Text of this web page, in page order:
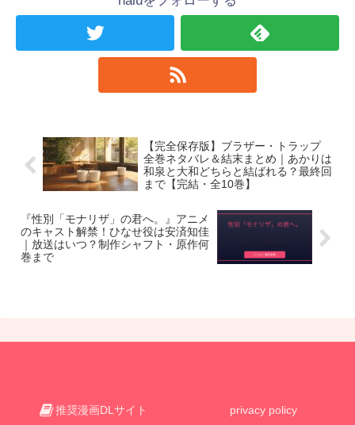
【完全保存版】ブラザー・トラップ
全巻ネタバレ＆結末まとめ｜あかりは
和泉と大和どちらと結ばれる？最終回
まで【完結・全10巻】
『性別「モナリザ」の君へ。』アニメ
のキャスト解禁！ひなせ役は安済知佳
｜放送はいつ？制作シャフト・原作何
巻まで
推奨漫画DLサイト privacy policy